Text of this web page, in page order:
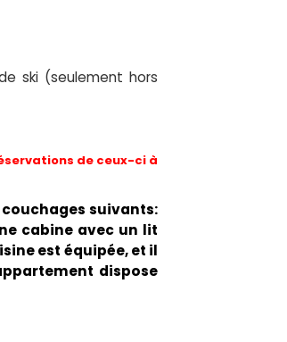
ski (seulement hors
de ceux-ci à
suivants:
cabine avec un lit
est équipée, et il
dispose